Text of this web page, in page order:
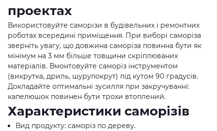
проектах
Використовуйте саморізи в будівельних і ремонтних
роботах всередині приміщення. При виборі саморіза
зверніть увагу, що довжина саморіза повинна бути як
мінімум на 3 мм більше товщини скріплюваних
матеріалів. Вмонтовуйте саморіз інструментом
(викрутка, дриль, шурупокрут) під кутом 90 градусів.
Докладайте оптимальні зусилля при закручуванні:
капелюшок повинен бути трохи втоплений.
Характеристики саморізів
Вид продукту: саморіз по дереву.